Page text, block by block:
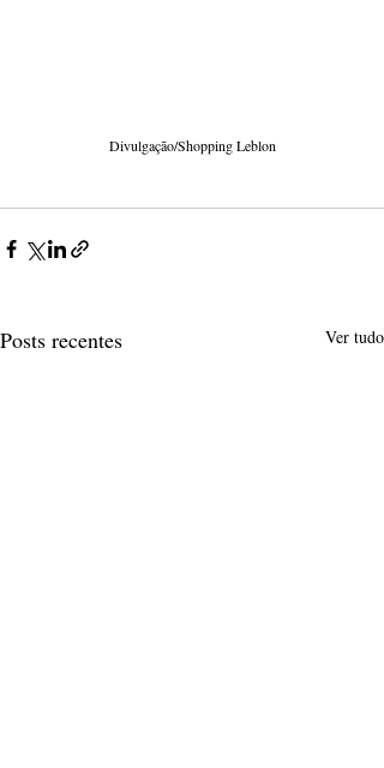
Divulgação/Shopping Leblon
Posts recentes Ver tudo